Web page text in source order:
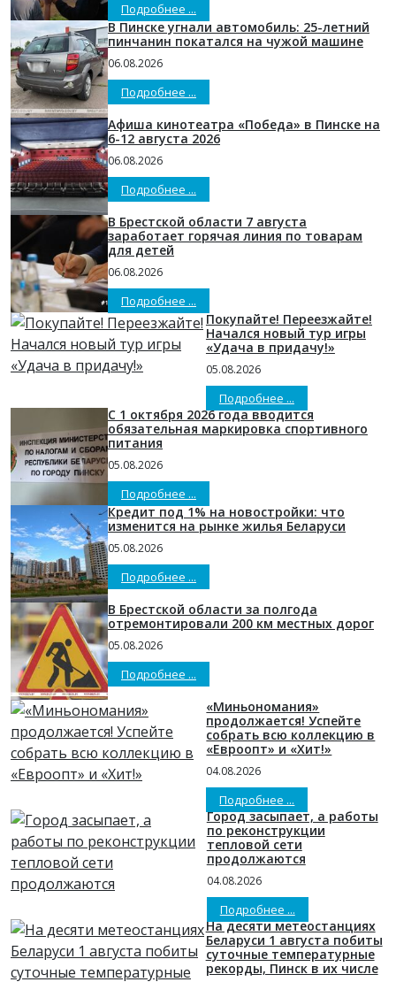
Подробнее ...
В Пинске угнали автомобиль: 25-летний
пинчанин покатался на чужой машине
06.08.2026
Подробнее ...
Афиша кинотеатра «Победа» в Пинске на
6-12 августа 2026
06.08.2026
Подробнее ...
В Брестской области 7 августа
заработает горячая линия по товарам
для детей
06.08.2026
Подробнее ...
Покупайте! Переезжайте!
Начался новый тур игры
«Удача в придачу!»
05.08.2026
Подробнее ...
С 1 октября 2026 года вводится
обязательная маркировка спортивного
питания
05.08.2026
Подробнее ...
Кредит под 1% на новостройки: что
изменится на рынке жилья Беларуси
05.08.2026
Подробнее ...
В Брестской области за полгода
отремонтировали 200 км местных дорог
05.08.2026
Подробнее ...
«Миньономания»
продолжается! Успейте
собрать всю коллекцию в
«Евроопт» и «Хит!»
04.08.2026
Подробнее ...
Город засыпает, а работы
по реконструкции
тепловой сети
продолжаются
04.08.2026
Подробнее ...
На десяти метеостанциях
Беларуси 1 августа побиты
суточные температурные
рекорды, Пинск в их числе